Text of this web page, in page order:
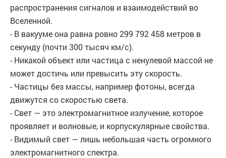
распространения сигналов и взаимодействий во
Вселенной.
- В вакууме она равна ровно 299 792 458 метров в
секунду (почти 300 тысяч км/с).
- Никакой объект или частица с ненулевой массой не
может достичь или превысить эту скорость.
- Частицы без массы, например фотоны, всегда
движутся со скоростью света.
- Свет — это электромагнитное излучение, которое
проявляет и волновые, и корпускулярные свойства.
- Видимый свет — лишь небольшая часть огромного
электромагнитного спектра.